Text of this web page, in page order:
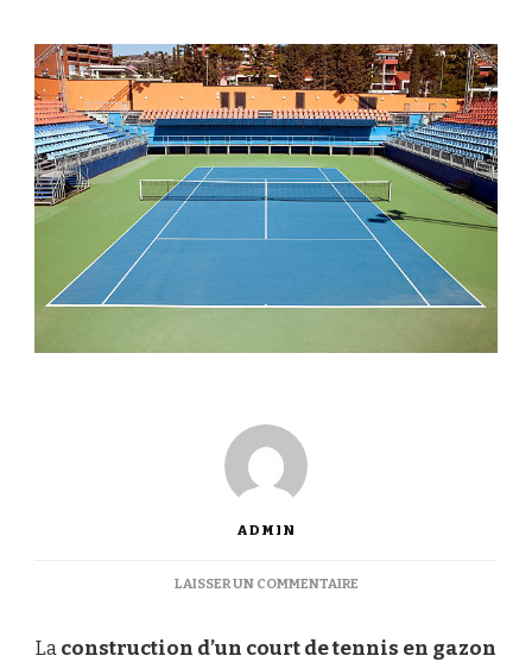
ADMIN
LAISSER UN COMMENTAIRESUR
LES
Laconstruction d’un court de tennis en gazon